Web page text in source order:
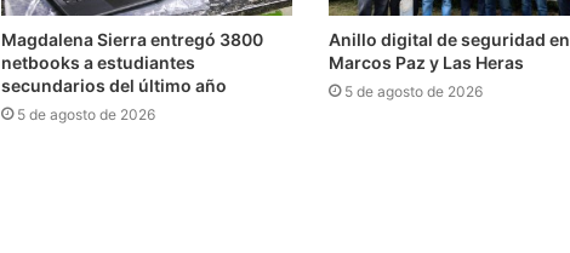
Magdalena Sierra entregó 3800
netbooks a estudiantes
secundarios del último año
5 de agosto de 2026
Anillo digital de seguridad en
Marcos Paz y Las Heras
5 de agosto de 2026